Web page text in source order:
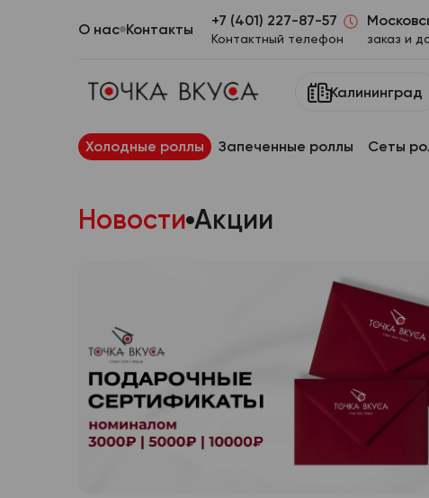
О нас Контакты +7 (401) 227-87-57
Контактный телефон заказ и
Калининград
Холодные роллы Запеченные роллы Сеты
Новости Акции